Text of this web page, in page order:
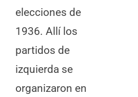
elecciones de
1936. Allí los
partidos de
izquierda se
organizaron en